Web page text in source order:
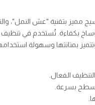
مميز بتقنية "عش النمل"،
بكفاءة. تُستخدم في
بمتانتها وسهولة
الفعال.
بسرعة.